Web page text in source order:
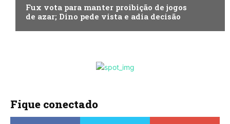
Fux vota para manter proibição de jogos
de azar; Dino pede vista e adia decisão
Fique conectado